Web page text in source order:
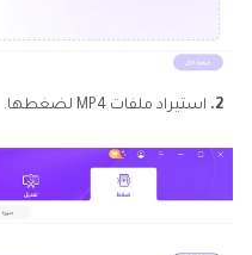
2. استيراد ملفات MP4 لضغطها.